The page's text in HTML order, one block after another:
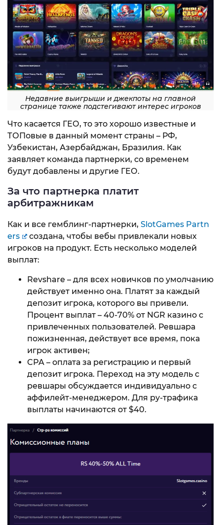
Недавние выигрыши и джекпоты на главной
странице также подстегивают интерес игроков
Что касается ГЕО, то это хорошо известные и
ТОПовые в данный момент страны – РФ,
Узбекистан, Азербайджан, Бразилия. Как
заявляет команда партнерки, со временем
будут добавлены и другие ГЕО.
За что партнерка платит
арбитражникам
Как и все гемблинг-партнерки, SlotGames Partn
ers
создана, чтобы вебы привлекали новых
игроков на продукт. Есть несколько моделей
выплат:
Revshare – для всех новичков по умолчанию
действует именно она. Платят за каждый
депозит игрока, которого вы привели.
Процент выплат – 40-70% от NGR казино с
привлеченных пользователей. Ревшара
пожизненная, действует все время, пока
игрок активен;
CPA – оплата за регистрацию и первый
депозит игрока. Переход на эту модель с
ревшары обсуждается индивидуально с
аффилейт-менеджером. Для ру-трафика
выплаты начинаются от $40.